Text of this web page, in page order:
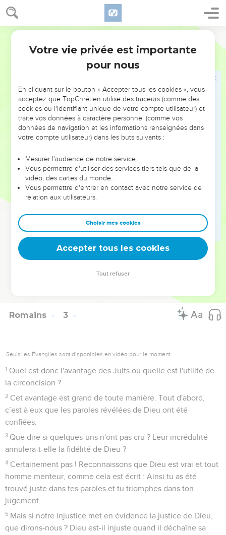
Romains 2
Toi donc qui enseignes les autres, tu ne t'enseignes pas
toi-même ! Toi qui prêches de ne pas voler, tu voles !
Toi qui dis de ne pas commettre d'adultère, tu commets
temples !
Toi qui places ta fierté dans la loi, tu déshonores Dieu en
En effet, le nom de Dieu est blasphémé parmi les nations
à cause de vous, comme cela est écrit.
Certes, la circoncision est utile si tu mets en pratique la
loi ; mais si tu la violes, ta circoncision devient incirconcision.
loi, son incirconcision ne sera-t-elle pas comptée comme
circoncision ?
Ainsi, l'homme qui accomplit la loi sans être circoncis
physiquement ne te condamnera-t-il pas, toi qui la
transgresses tout en ayant la loi écrite et la circoncision ?
Le Juif, ce n'est pas celui qui en a l’apparence, et la
circoncision, ce n'est pas celle qui est visible dans le corps.
Mais le Juif, c'est celui qui l'est intérieurement, et la
circoncision, c'est celle du cœur, accomplie par l'Esprit et
Romains 3
Seuls les Évangiles sont disponibles en vidéo pour le moment.
1 Quel est donc l'avantage des Juifs ou quelle est l'utilité de
la circoncision ?
2 Cet avantage est grand de toute manière. Tout d'abord,
c’est à eux que les paroles révélées de Dieu ont été
confiées.
3 Que dire si quelques-uns n'ont pas cru ? Leur incrédulité
annulera-t-elle la fidélité de Dieu ?
4 Certainement pas ! Reconnaissons que Dieu est vrai et tout
homme menteur, comme cela est écrit : Ainsi tu as été
trouvé juste dans tes paroles et tu triomphes dans ton
jugement.
5 Mais si notre injustice met en évidence la justice de Dieu,
que dirons-nous ? Dieu est-il injuste quand il déchaîne sa
Votre vie privée est importante
pour nous
En cliquant sur le bouton « Accepter tous les cookies », vous
acceptez que TopChrétien utilise des traceurs (comme des
cookies ou l'identifiant unique de votre compte utilisateur) et
traite vos données à caractère personnel (comme vos
données de navigation et les informations renseignées dans
votre compte utilisateur) dans les buts suivants :
Mesurer l'audience de notre service
Vous permettre d'utiliser des services tiers tels que de la
vidéo, des cartes du monde…
Vous permettre d'entrer en contact avec notre service de
relation aux utilisateurs.
Choisir mes cookies
Accepter tous les cookies
Tout refuser